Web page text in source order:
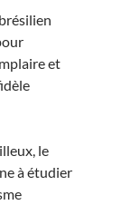
et
le
à étudier